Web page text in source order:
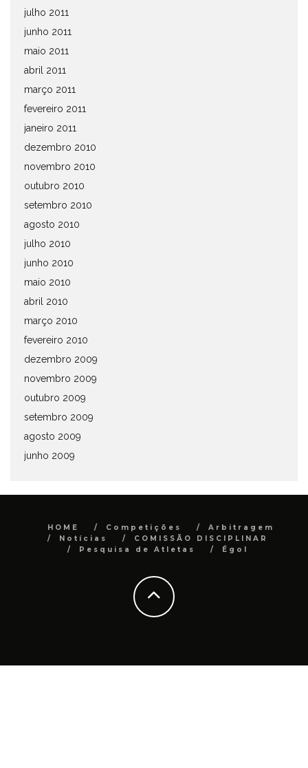
julho 2011
junho 2011
maio 2011
abril 2011
março 2011
fevereiro 2011
janeiro 2011
dezembro 2010
novembro 2010
outubro 2010
setembro 2010
agosto 2010
julho 2010
junho 2010
maio 2010
abril 2010
março 2010
fevereiro 2010
dezembro 2009
novembro 2009
outubro 2009
setembro 2009
agosto 2009
junho 2009
HOME Competições
Arbitragem
Notícias
COMISSÃO DISCIPLINAR
Pesquisa de Atletas
Égol